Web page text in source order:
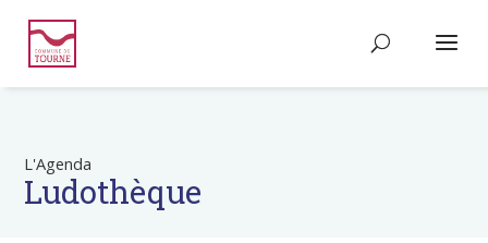
L'Agenda
Ludothèque